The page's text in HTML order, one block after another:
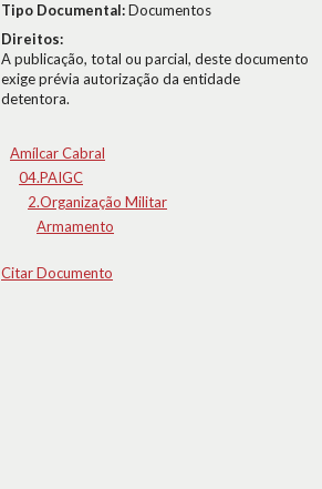
Tipo Documental:Documentos
Direitos:
A publicação, total ou parcial, deste documento
exige prévia autorização da entidade
detentora.
Amílcar Cabral
04.PAIGC
2.Organização Militar
Armamento
Citar Documento